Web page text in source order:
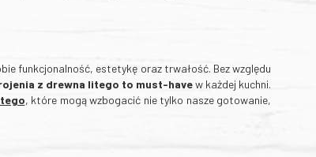
funkcjonalność, estetykę oraz trwałość. Bez względu
z drewna litego to must-havew każdej kuchni.
, które mogą wzbogacić nie tylko nasze gotowanie,